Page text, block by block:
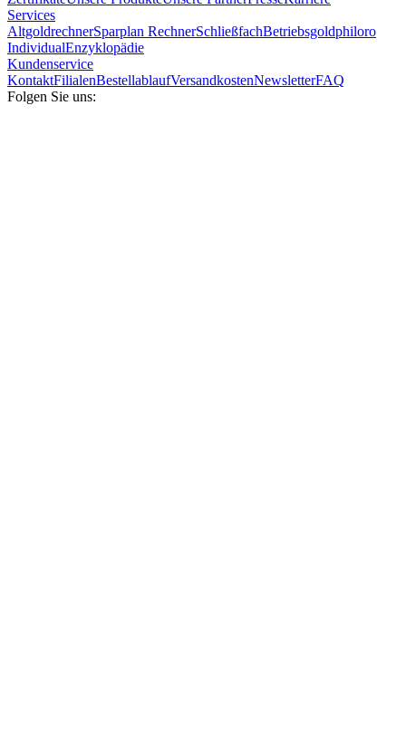
Services
AltgoldrechnerSparplan RechnerSchließfachBetriebsgoldphiloro
IndividualEnzyklopädie
Kundenservice
KontaktFilialenBestellablaufVersandkostenNewsletterFAQ
Folgen Sie uns: